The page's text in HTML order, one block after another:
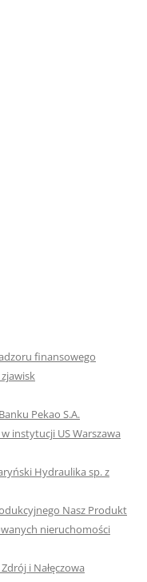
finansowego
Pekao S.A.
instytucji US Warszawa
Hydraulika sp. z
Nasz Produkt
nieruchomości
i Nałęczowa